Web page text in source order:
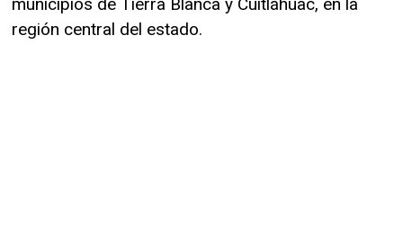
región central del estado.